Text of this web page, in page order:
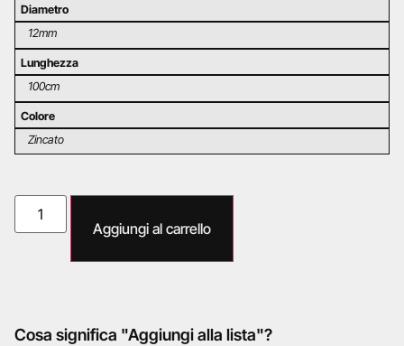
Diametro
12mm
Lunghezza
100cm
Colore
Zincato
Aggiungi al carrello
Cosa significa "Aggiungi alla lista"?